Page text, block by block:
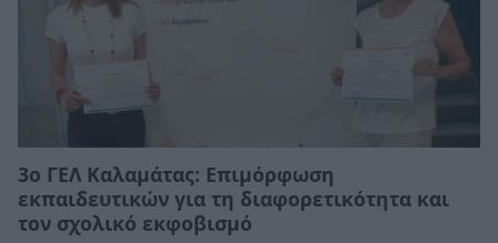
3ο ΓΕΛ Καλαμάτας: Επιμόρφωση
εκπαιδευτικών για τη διαφορετικότητα και
τον σχολικό εκφοβισμό